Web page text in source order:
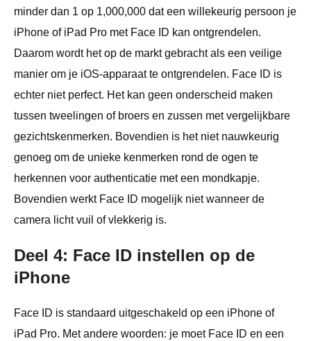
minder dan 1 op 1,000,000 dat een willekeurig persoon je
iPhone of iPad Pro met Face ID kan ontgrendelen.
Daarom wordt het op de markt gebracht als een veilige
manier om je iOS-apparaat te ontgrendelen. Face ID is
echter niet perfect. Het kan geen onderscheid maken
tussen tweelingen of broers en zussen met vergelijkbare
gezichtskenmerken. Bovendien is het niet nauwkeurig
genoeg om de unieke kenmerken rond de ogen te
herkennen voor authenticatie met een mondkapje.
Bovendien werkt Face ID mogelijk niet wanneer de
camera licht vuil of vlekkerig is.
Deel 4: Face ID instellen op de
iPhone
Face ID is standaard uitgeschakeld op een iPhone of
iPad Pro. Met andere woorden: je moet Face ID en een